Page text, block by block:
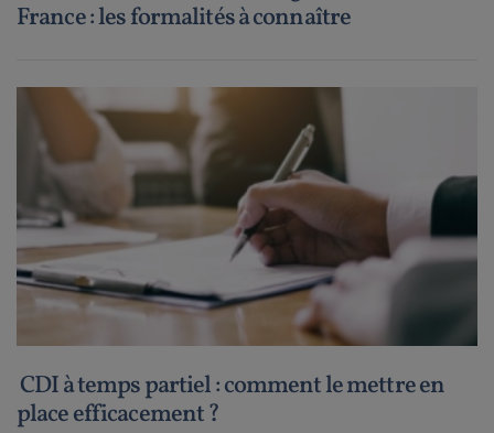
France : les formalités à connaître
CDI à temps partiel : comment le mettre en
place efficacement ?